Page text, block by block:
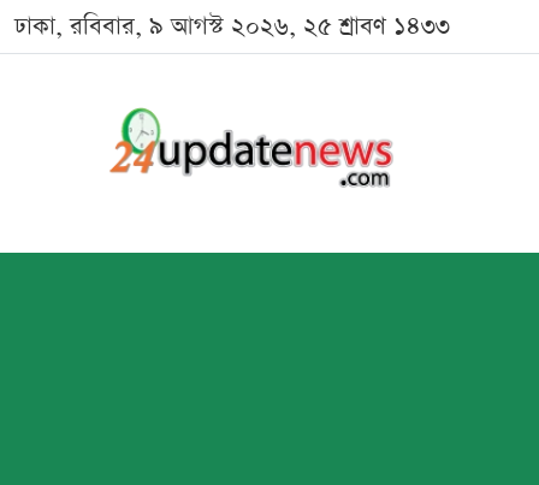
ঢাকা, রবিবার, ৯ আগস্ট ২০২৬, ২৫ শ্রাবণ ১৪৩৩